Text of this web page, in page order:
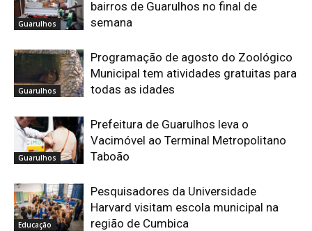
Guarulhos
bairros de Guarulhos no final de
semana
Guarulhos
Programação de agosto do Zoológico
Municipal tem atividades gratuitas para
todas as idades
Guarulhos
Prefeitura de Guarulhos leva o
Vacimóvel ao Terminal Metropolitano
Taboão
Educação
Pesquisadores da Universidade
Harvard visitam escola municipal na
região de Cumbica